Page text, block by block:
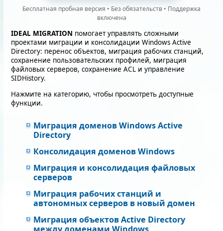
Бесплатная пробная версия • Без обязательств • Поддержка
включена
IDEAL MIGRATION помогает управлять сложными
проектами миграции и консолидации Windows Active
Directory: перенос объектов, миграция рабочих станций,
сохранение пользовательских профилей, миграция
файловых серверов, сохранение ACL и управление
SIDHistory.
Нажмите на категорию, чтобы просмотреть доступные
функции.
Миграция доменов Windows Active
Directory
Консолидация доменов Windows
Миграция и консолидация файловых
серверов
Миграция рабочих станций и
автономных серверов в новый домен
Миграция объектов Active Directory